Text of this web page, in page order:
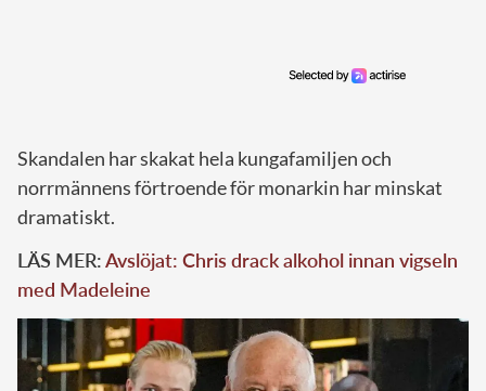
Skandalen har skakat hela kungafamiljen och
norrmännens förtroende för monarkin har minskat
dramatiskt.
LÄS MER:Avslöjat: Chris drack alkohol innan vigseln
med Madeleine